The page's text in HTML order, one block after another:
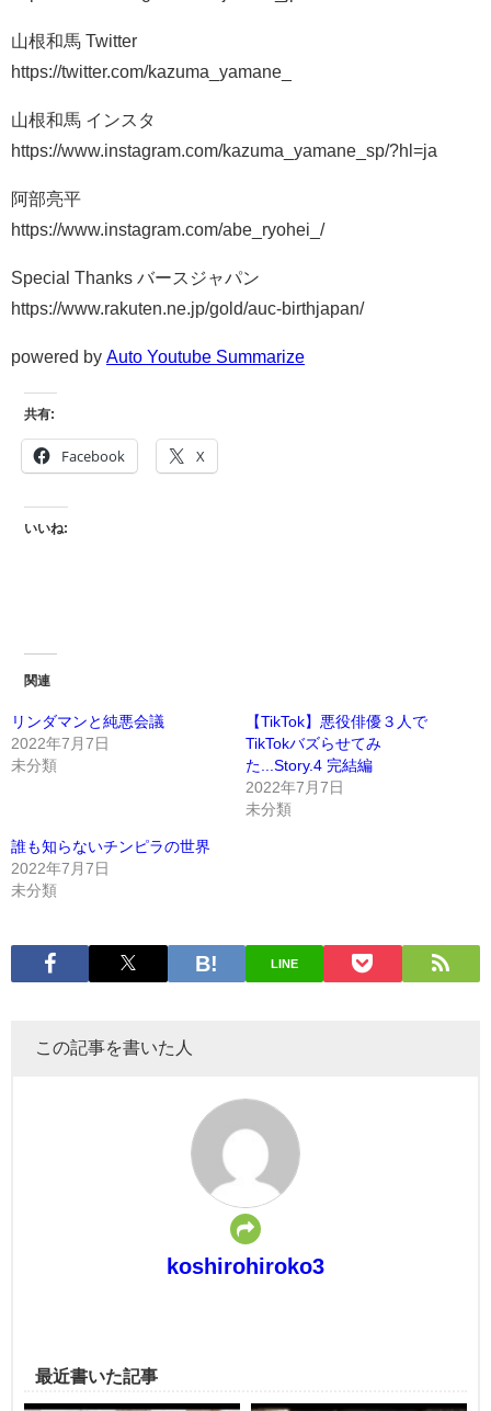
山根和馬 Twitter
https://twitter.com/kazuma_yamane_
山根和馬 インスタ
https://www.instagram.com/kazuma_yamane_sp/?hl=ja
阿部亮平
https://www.instagram.com/abe_ryohei_/
Special Thanks バースジャパン
https://www.rakuten.ne.jp/gold/auc-birthjapan/
powered by Auto Youtube Summarize
共有:
Facebook X
いいね:
関連
リンダマンと純悪会議
2022年7月7日
未分類
【TikTok】悪役俳優３人で
TikTokバズらせてみ
た...Story.4 完結編
2022年7月7日
未分類
誰も知らないチンピラの世界
2022年7月7日
未分類
LINE
この記事を書いた人
koshirohiroko3
最近書いた記事